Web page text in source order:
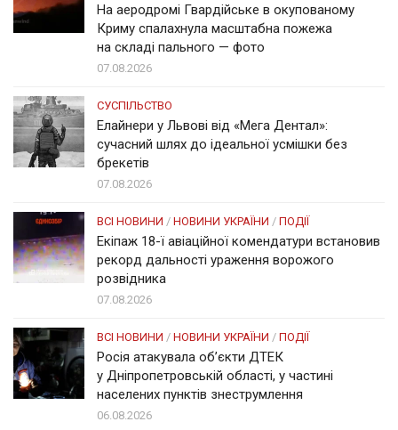
На аеродромі Гвардійське в окупованому
Криму спалахнула масштабна пожежа
на складі пального — фото
07.08.2026
СУСПІЛЬСТВО
Елайнери у Львові від «Мега Дентал»:
сучасний шлях до ідеальної усмішки без
брекетів
07.08.2026
ВСІ НОВИНИ / НОВИНИ УКРАЇНИ / ПОДІЇ
Екіпаж 18-ї авіаційної комендатури встановив
рекорд дальності ураження ворожого
розвідника
07.08.2026
ВСІ НОВИНИ / НОВИНИ УКРАЇНИ / ПОДІЇ
Росія атакувала об’єкти ДТЕК
у Дніпропетровській області, у частині
населених пунктів знеструмлення
06.08.2026